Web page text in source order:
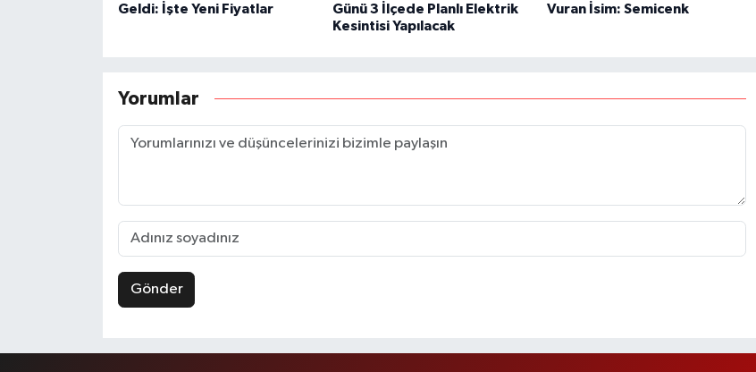
Geldi: İşte Yeni Fiyatlar
Günü 3 İlçede Planlı Elektrik
Kesintisi Yapılacak
Vuran İsim: Semicenk
Yorumlar
Gönder